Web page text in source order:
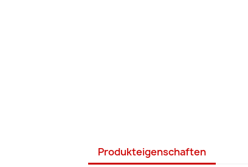
Produkteigenschaften